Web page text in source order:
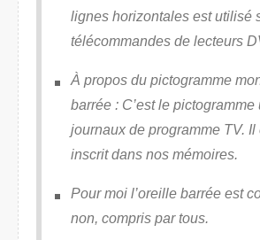
lignes horizontales est utilisé
télécommandes de lecteurs
À propos du pictogramme
barrée : C’est le
journaux de programme TV. Il
inscrit dans nos mémoires.
Pour moi l’oreille barrée est
non, compris par tous.